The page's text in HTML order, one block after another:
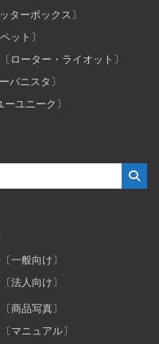
ターボックス〕
ット〕
ローター・ライオット〕
バニスタ〕
ーユニーク〕
一般向け〕
法人向け〕
商品写真〕
マニュアル〕